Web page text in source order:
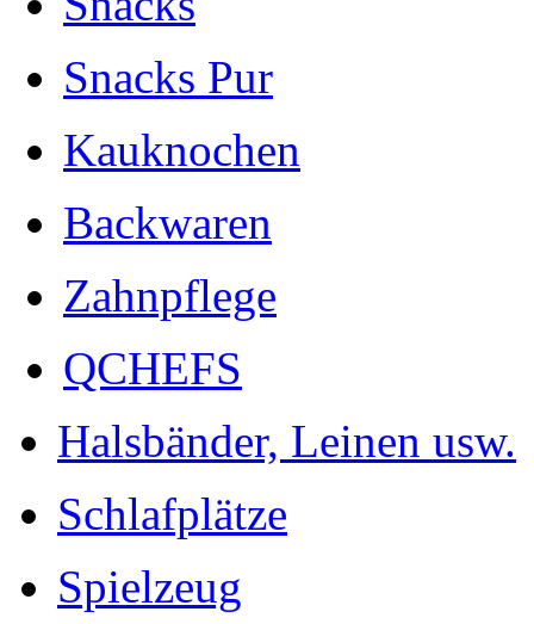
Snacks Pur
Kauknochen
Backwaren
Zahnpflege
QCHEFS
Halsbänder, Leinen usw.
Schlafplätze
Spielzeug